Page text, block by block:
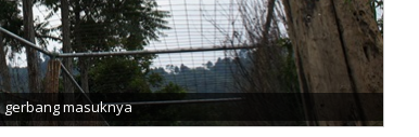
gerbang masuknya